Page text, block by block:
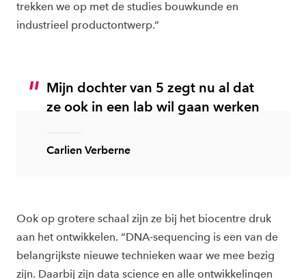
trekken we op met de studies bouwkunde en
industrieel productontwerp.”
Mijn dochter van 5 zegt nu al dat
ze ook in een lab wil gaan werken
Carlien Verberne
Ook op grotere schaal zijn ze bij het biocentre druk
aan het ontwikkelen. “DNA-sequencing is een van de
belangrijkste nieuwe technieken waar we mee bezig
zijn. Daarbij zijn data science en alle ontwikkelingen